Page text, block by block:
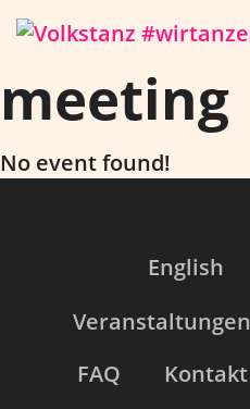
Skip
to
meeting
No event found!
English
Veranstaltungen
FAQ
Kontakt